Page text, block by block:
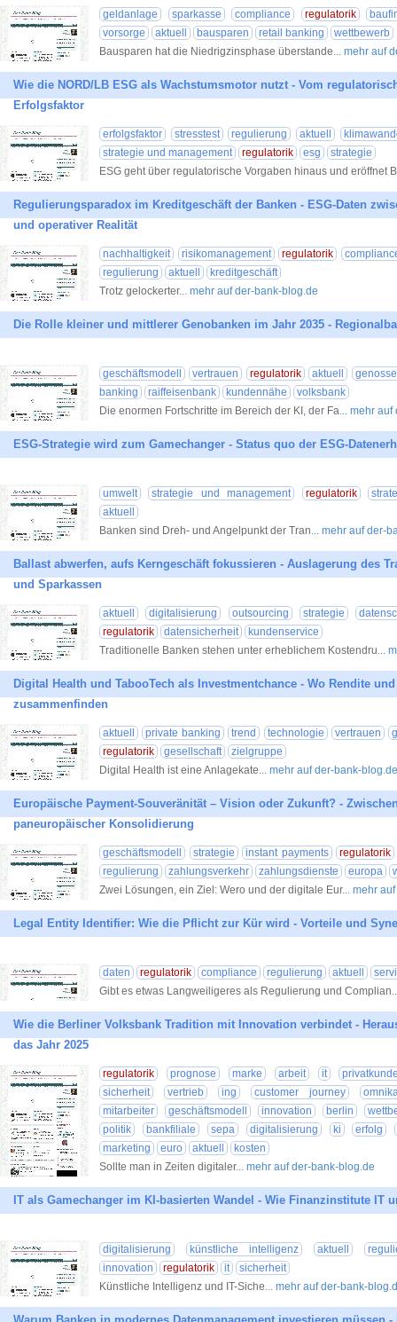
geldanlage sparkasse compliance regulatorik
vorsorge
aktuell bausparen retail banking
wettbewerb
Bausparen hat die Niedrigzinsphase überstande... mehr auf
Wie die NORD/LB ESG als Wachstumsmotor nutzt - Vom
Erfolgsfaktor
erfolgsfaktor stresstest regulierung aktuell
strategie und management
regulatorik esg
strategie
ESG geht über regulatorische Vorgaben hinaus und eröffnet
Regulierungsparadox im Kreditgeschäft der Banken - ESG-Daten
und operativer Realität
nachhaltigkeit risikomanagement regulatorik
regulierung
aktuell
kreditgeschäft
Trotz gelockerter... mehr auf der-bank-blog.de
Die Rolle kleiner und mittlerer Genobanken im Jahr 2035 -
geschäftsmodell vertrauen regulatorik aktuell
banking
raiffeisenbank kundennähe
volksbank
Die enormen Fortschritte im Bereich der KI, der Fa... mehr
ESG-Strategie wird zum Gamechanger - Status quo der ESG-
umwelt strategie und management regulatorik
aktuell
Banken sind Dreh- und Angelpunkt der Tran... mehr auf der-
Ballast abwerfen, aufs Kerngeschäft fokussieren - Auslagerung des
und Sparkassen
aktuell digitalisierung outsourcing strategie
regulatorik
datensicherheit
kundenservice
Traditionelle Banken stehen unter erheblichem Kostendru...
Digital Health und TabooTech als Investmentchance - Wo Rendite
zusammenfinden
aktuell private banking trend technologie vertrauen
regulatorik
gesellschaft
zielgruppe
Digital Health ist eine Anlagekate... mehr auf der-bank-blog.de
Europäische Payment-Souveränität – Vision oder Zukunft? -
paneuropäischer Konsolidierung
geschäftsmodell strategie instant payments
regulatorik
regulierung
zahlungsverkehr zahlungsdienste europa
Zwei Lösungen, ein Ziel: Wero und der digitale Eur... mehr
Legal Entity Identifier: Wie die Pflicht zur Kür wird - Vorteile und
daten regulatorik compliance regulierung aktuell
Gibt es etwas Langweiligeres als Regulierung und Complian
Wie die Berliner Volksbank Tradition mit Innovation verbindet -
das Jahr 2025
regulatorik prognose marke arbeit it
sicherheit
vertrieb ing customer journey
mitarbeiter
geschäftsmodell innovation berlin
politik
bankfiliale sepa digitalisierung ki
erfolg
marketing
euro aktuell
kosten
Sollte man in Zeiten digitaler... mehr auf der-bank-blog.de
IT als Gamechanger im KI-basierten Wandel - Wie Finanzinstitute IT
digitalisierung künstliche intelligenz aktuell
innovation
regulatorik it
sicherheit
Künstliche Intelligenz und IT-Siche... mehr auf der-bank-